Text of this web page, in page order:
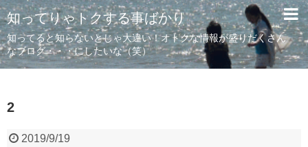
知ってりゃトクする事ばかり
知ってると知らないとじゃ大違い！オトクな情報が盛りだくさん
なブログ・・・にしたいな（笑）
2
2019/9/19